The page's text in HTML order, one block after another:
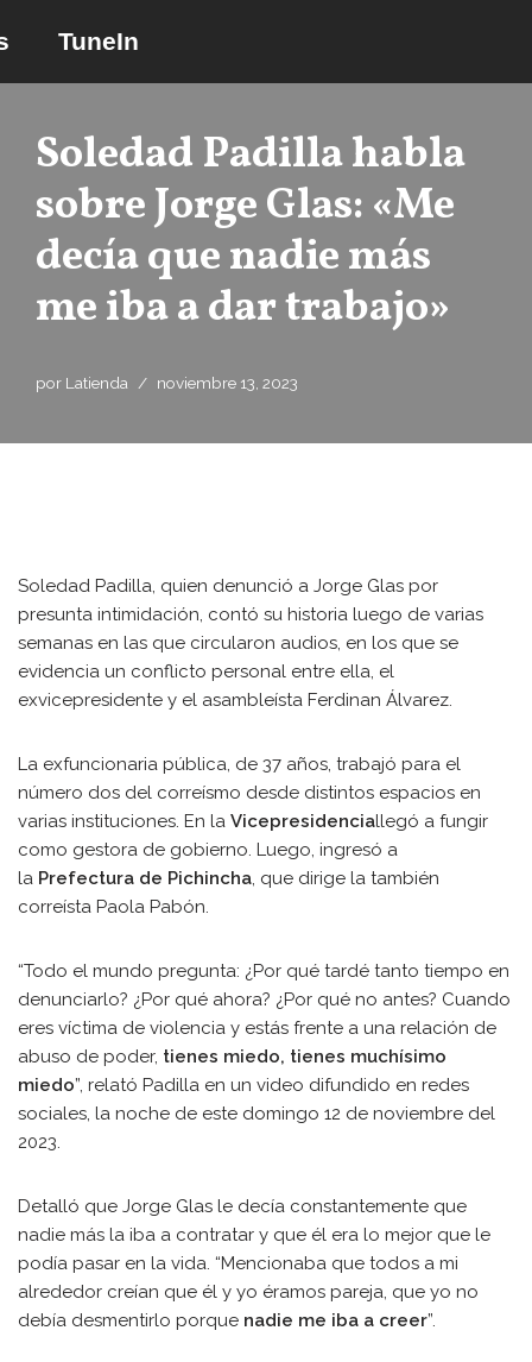
TuneIn
Soledad Padilla habla
sobre Jorge Glas: «Me
decía que nadie más
me iba a dar trabajo»
por Latienda noviembre 13, 2023
Soledad Padilla, quien denunció a Jorge Glas por
presunta intimidación, contó su historia luego de varias
semanas en las que circularon audios, en los que se
evidencia un conflicto personal entre ella, el
exvicepresidente y el asambleísta Ferdinan Álvarez.
La exfuncionaria pública, de 37 años, trabajó para el
número dos del correísmo desde distintos espacios en
varias instituciones. En la Vicepresidenciallegó a fungir
como gestora de gobierno. Luego, ingresó a
la Prefectura de Pichincha, que dirige la también
correísta Paola Pabón.
“Todo el mundo pregunta: ¿Por qué tardé tanto tiempo en
denunciarlo? ¿Por qué ahora? ¿Por qué no antes? Cuando
eres víctima de violencia y estás frente a una relación de
abuso de poder, tienes miedo, tienes muchísimo
miedo”, relató Padilla en un video difundido en redes
sociales, la noche de este domingo 12 de noviembre del
2023.
Detalló que Jorge Glas le decía constantemente que
nadie más la iba a contratar y que él era lo mejor que le
podía pasar en la vida. “Mencionaba que todos a mi
alrededor creían que él y yo éramos pareja, que yo no
debía desmentirlo porque nadie me iba a creer”.